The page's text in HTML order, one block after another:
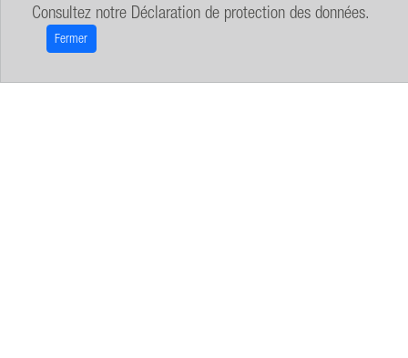
Consultez notre Déclaration de protection des données.
Fermer